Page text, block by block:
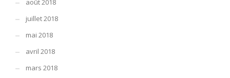
août 2018
juillet 2018
mai 2018
avril 2018
mars 2018